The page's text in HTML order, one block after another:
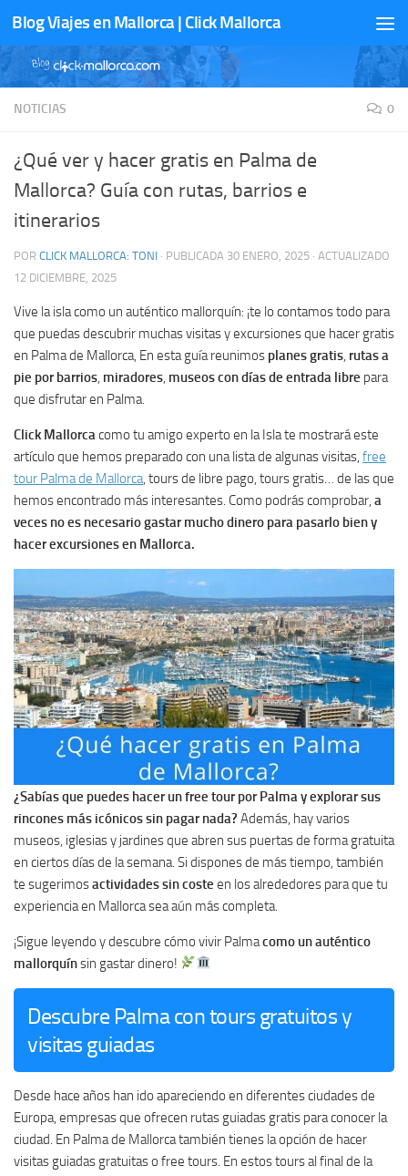
Saltar al contenido
Blog Viajes en Mallorca | Click Mallorca
NOTICIAS 0
¿Qué ver y hacer gratis en Palma de
Mallorca? Guía con rutas, barrios e
itinerarios
POR CLICK MALLORCA: TONI · PUBLICADA 30 ENERO, 2025 · ACTUALIZADO
12 DICIEMBRE, 2025
Vive la isla como un auténtico mallorquín: ¡te lo contamos todo para
que puedas descubrir muchas visitas y excursiones que hacer gratis
en Palma de Mallorca, En esta guía reunimos planes gratis rutas a
pie por barrios miradores museos con días de entrada libre para
que disfrutar en Palma.
Click Mallorca como tu amigo experto en la Isla te mostrará este
artículo que hemos preparado con una lista de algunas visitas, free
tour Palma de Mallorca , tours de libre pago, tours gratis… de las que
hemos encontrado más interesantes. Como podrás comprobar, a
veces no es necesario gastar mucho dinero para pasarlo bien y
hacer excursiones en Mallorca.
¿Sabías que puedes hacer un free tour por Palma y explorar sus
rincones más icónicos sin pagar nada? Además, hay varios
museos, iglesias y jardines que abren sus puertas de forma gratuita
en ciertos días de la semana. Si dispones de más tiempo, también
te sugerimosactividades sin coste en los alrededores para que tu
experiencia en Mallorca sea aún más completa.
¡Sigue leyendo y descubre cómo vivir Palmacomo un auténtico
mallorquínsin gastar dinero!
Descubre Palma con tours gratuitos y
visitas guiadas
Desde hace años han ido apareciendo en diferentes ciudades de
Europa, empresas que ofrecen rutas guiadas gratis para conocer la
ciudad. En Palma de Mallorca también tienes la opción de hacer
visitas guiadas gratuitas o free tours. En estos tours al final de la